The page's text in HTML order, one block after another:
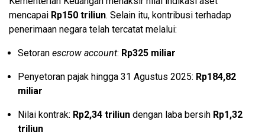
mencapai Rp150 triliun. Selain itu, kontribusi terhadap
penerimaan negara telah tercatat melalui:
Setoran escrow account: Rp325 miliar
Penyetoran pajak hingga 31 Agustus 2025: Rp184,82
miliar
Nilai kontrak: Rp2,34 triliun dengan laba bersih Rp1,32
triliun